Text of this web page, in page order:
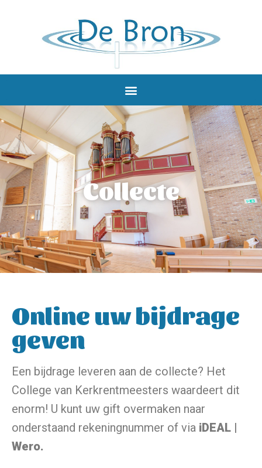
Collecte
Online uw bijdrage
geven
Een bijdrage leveren aan de collecte? Het
College van Kerkrentmeesters waardeert dit
enorm! U kunt uw gift overmaken naar
onderstaand rekeningnummer of via iDEAL |
Wero.